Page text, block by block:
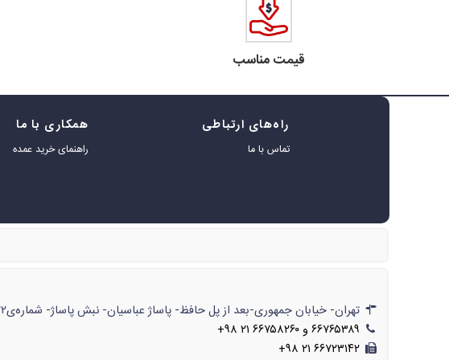
قیمت مناسب
راه‌های ارتباطی
تماس با ما
همکاری با ما
راهنمای خرید عمده
تهران- خیابان جمهوری-بعد از پل حافظ- پاساژ عباسیان- نبش پاساژ- شماره‌ی۶۲۲/// تهران- خیابان جمهوری-بعد از پل حافظ- پاساژ امجد- طبقه‌ی زیر همکف- شماره‌ی ۵۳
۶۶۷۶۵۳۸۹ و ۶۶۷۵۸۲۶۰ ۲۱ ۹۸+
۶۶۷۲۳۱۴۲ ۲۱ ۹۸+